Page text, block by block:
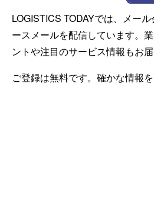
LOGISTICS TODAYでは、メー
ースメールを配信しています。
ントや注目のサービス情報もお届
ご登録は無料です。確かな情報